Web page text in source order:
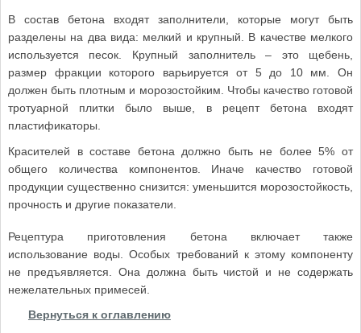
В состав бетона входят заполнители, которые могут быть
разделены на два вида: мелкий и крупный. В качестве мелкого
используется песок. Крупный заполнитель – это щебень,
размер фракции которого варьируется от 5 до 10 мм. Он
должен быть плотным и морозостойким. Чтобы качество готовой
тротуарной плитки было выше, в рецепт бетона входят
пластификаторы.
Красителей в составе бетона должно быть не более 5% от
общего количества компонентов. Иначе качество готовой
продукции существенно снизится: уменьшится морозостойкость,
прочность и другие показатели.
Рецептура приготовления бетона включает также
использование воды. Особых требований к этому компоненту
не предъявляется. Она должна быть чистой и не содержать
нежелательных примесей.
Вернуться к оглавлению